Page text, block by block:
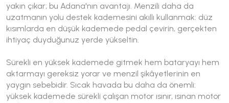
yakın çıkar; bu Adana'nın avantajı. Menzili daha da
uzatmanın yolu destek kademesini akıllı kullanmak: düz
kısımlarda en düşük kademede pedal çevirin, gerçekten
ihtiyaç duyduğunuz yerde yükseltin.
Sürekli en yüksek kademede gitmek hem bataryayı hem
aktarmayı gereksiz yorar ve menzil şikâyetlerinin en
yaygın sebebidir. Sıcak havada bu daha da önemli:
yüksek kademede sürekli çalışan motor ısınır, ısınan motor